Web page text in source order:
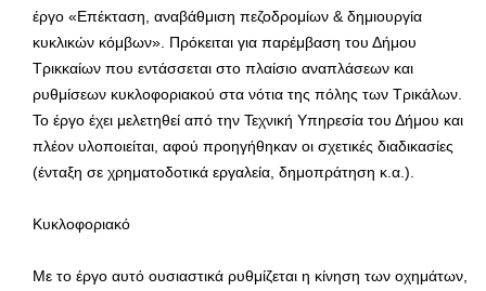
έργο «Επέκταση, αναβάθμιση πεζοδρομίων & δημιουργία
κυκλικών κόμβων». Πρόκειται για παρέμβαση του Δήμου
Τρικκαίων που εντάσσεται στο πλαίσιο αναπλάσεων και
ρυθμίσεων κυκλοφοριακού στα νότια της πόλης των Τρικάλων.
Το έργο έχει μελετηθεί από την Τεχνική Υπηρεσία του Δήμου και
πλέον υλοποιείται, αφού προηγήθηκαν οι σχετικές διαδικασίες
(ένταξη σε χρηματοδοτικά εργαλεία, δημοπράτηση κ.α.).
Κυκλοφοριακό
Με το έργο αυτό ουσιαστικά ρυθμίζεται η κίνηση των οχημάτων,